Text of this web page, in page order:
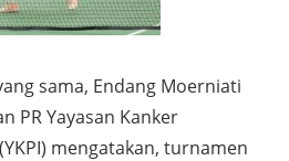
sama, Endang Moerniati
PR Yayasan Kanker
mengatakan, turnamen